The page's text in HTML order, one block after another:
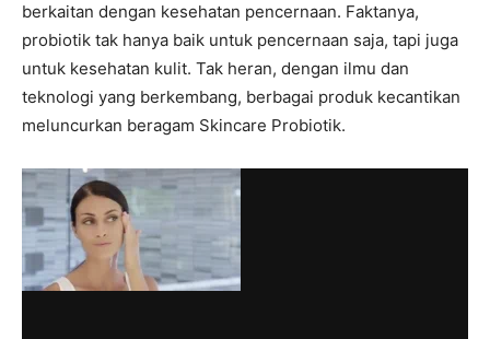
berkaitan dengan kesehatan pencernaan. Faktanya,
probiotik tak hanya baik untuk pencernaan saja, tapi juga
untuk kesehatan kulit. Tak heran, dengan ilmu dan
teknologi yang berkembang, berbagai produk kecantikan
meluncurkan beragam Skincare Probiotik.